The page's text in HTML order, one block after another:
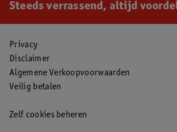
Steeds verrassend, altijd
Privacy
Disclaimer
Algemene Verkoopvoorwaarden
Veilig betalen
Zelf cookies beheren